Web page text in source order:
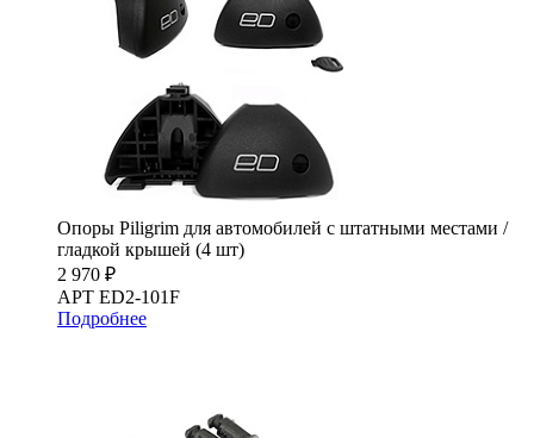
Опоры Piligrim для автомобилей с штатными местами /
гладкой крышей (4 шт)
2 970 ₽
АРТ ED2-101F
Подробнее